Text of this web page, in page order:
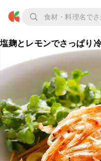
塩麹とレモンでさっぱり